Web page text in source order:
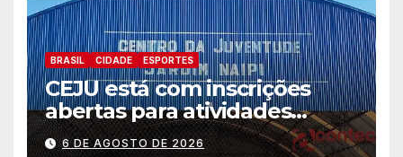
BRASIL CIDADE ESPORTES
CEJU está com inscrições
abertas para atividades
gratuitas
6 DE AGOSTO DE 2026